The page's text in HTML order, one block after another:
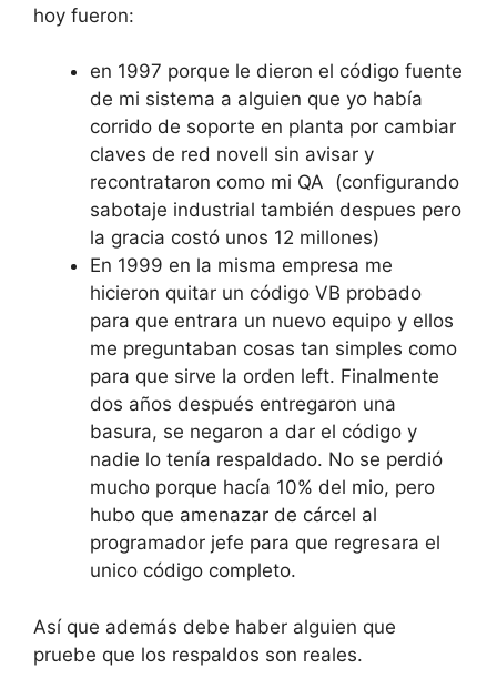
hoy fueron:
en 1997 porque le dieron el código fuente
de mi sistema a alguien que yo había
corrido de soporte en planta por cambiar
claves de red novell sin avisar y
recontrataron como mi QA (configurando
sabotaje industrial también despues pero
la gracia costó unos 12 millones)
En 1999 en la misma empresa me
hicieron quitar un código VB probado
para que entrara un nuevo equipo y ellos
me preguntaban cosas tan simples como
para que sirve la orden left. Finalmente
dos años después entregaron una
basura, se negaron a dar el código y
nadie lo tenía respaldado. No se perdió
mucho porque hacía 10% del mio, pero
hubo que amenazar de cárcel al
programador jefe para que regresara el
unico código completo.
Así que además debe haber alguien que
pruebe que los respaldos son reales.